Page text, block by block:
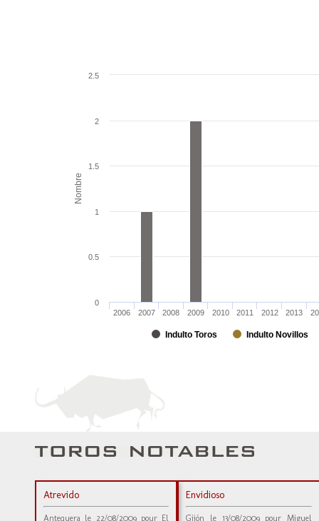
Nombre
Indulto Toros Indulto Novillos
2006 2007 2008 2009 2010 2011 2012 2013
0
0.5
1
1.5
2
2.5
Atrevido
Antequera le 22/08/2009 pour El
Envidioso
Gijón le 13/08/2009 pour Miguel